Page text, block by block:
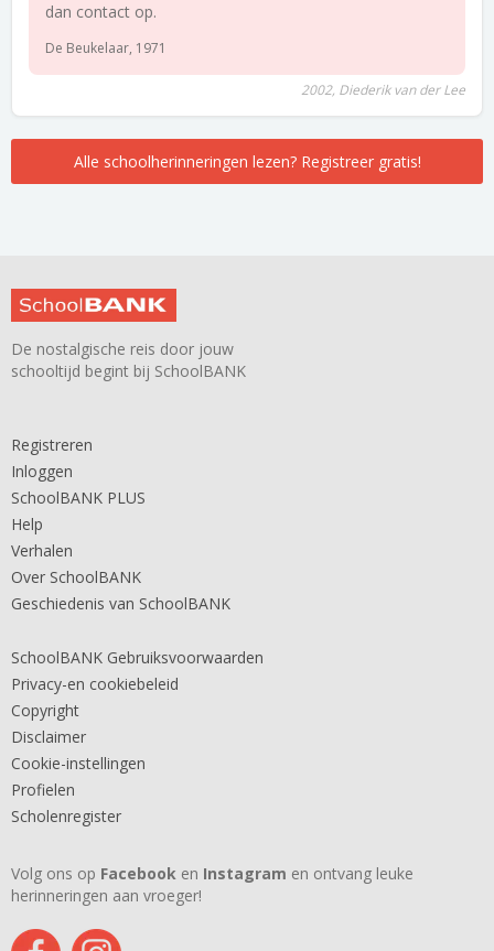
dan contact op.
De Beukelaar, 1971
2002, Diederik van der Lee
Alle schoolherinneringen lezen? Registreer gratis!
De nostalgische reis door jouw
schooltijd begint bij SchoolBANK
Registreren
Inloggen
SchoolBANK PLUS
Help
Verhalen
Over SchoolBANK
Geschiedenis van SchoolBANK
SchoolBANK Gebruiksvoorwaarden
Privacy-en cookiebeleid
Copyright
Disclaimer
Cookie-instellingen
Profielen
Scholenregister
Volg ons op Facebook en Instagram en ontvang leuke
herinneringen aan vroeger!